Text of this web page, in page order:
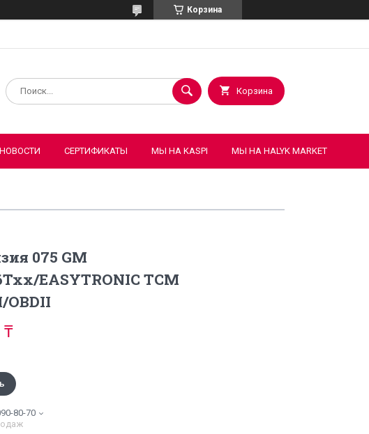
Корзина
Корзина
НОВОСТИ СЕРТИФИКАТЫ МЫ НА KASPI МЫ НА HALYK MARKET
075 GM
EASYTRONIC TCM
OBDII
₸
80-70